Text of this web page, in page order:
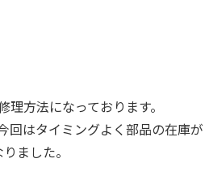
方法になっております。
回はタイミングよく部品の在庫が
ました。